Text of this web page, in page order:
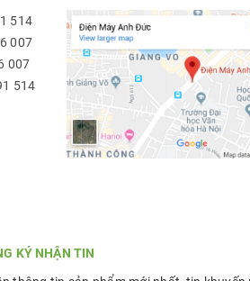
514
007
007
514
KÝ NHẬN TIN